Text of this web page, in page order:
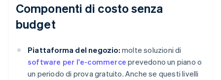
Componenti di costo senza
budget
Piattaforma del negozio: molte soluzioni di
software per l'e-commerce prevedono un piano o
un periodo di prova gratuito. Anche se questi livelli